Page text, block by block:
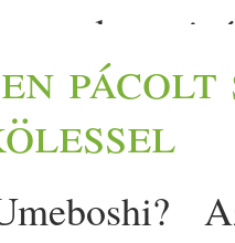
volna
:D Sebaj,
kimennek
jobb nem